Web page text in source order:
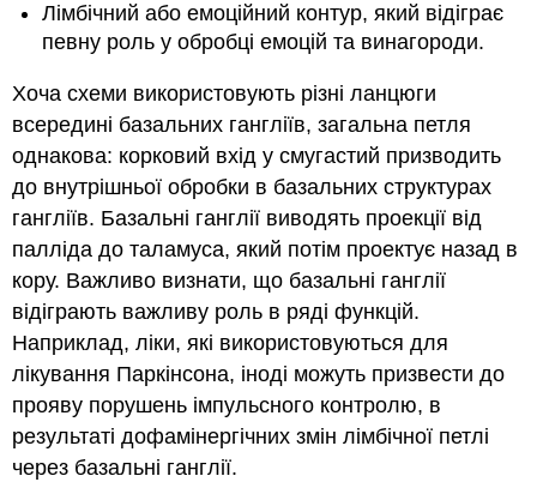
Лімбічний або емоційний контур, який відіграє
певну роль у обробці емоцій та винагороди.
Хоча схеми використовують різні ланцюги
всередині базальних гангліїв, загальна петля
однакова: корковий вхід у смугастий призводить
до внутрішньої обробки в базальних структурах
гангліїв. Базальні ганглії виводять проекції від
палліда до таламуса, який потім проектує назад в
кору. Важливо визнати, що базальні ганглії
відіграють важливу роль в ряді функцій.
Наприклад, ліки, які використовуються для
лікування Паркінсона, іноді можуть призвести до
прояву порушень імпульсного контролю, в
результаті дофамінергічних змін лімбічної петлі
через базальні ганглії.